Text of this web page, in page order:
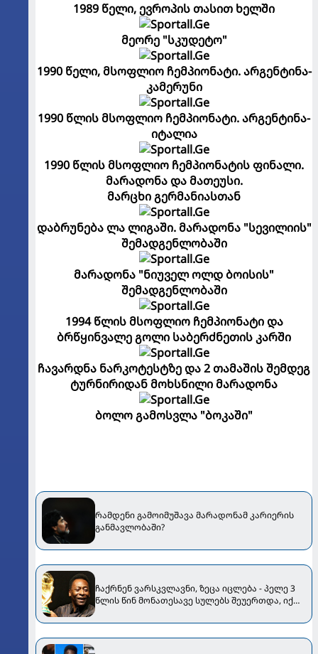
1989 წელი, ევროპის თასით ხელში
მეორე "სკუდეტო"
1990 წელი, მსოფლიო ჩემპიონატი. არგენტინა-
კამერუნი
1990 წლის მსოფლიო ჩემპიონატი. არგენტინა-
იტალია
1990 წლის მსოფლიო ჩემპიონატის ფინალი.
მარადონა და მათეუსი.
მარცხი გერმანიასთან
დაბრუნება ლა ლიგაში. მარადონა "სევილიის"
შემადგენლობაში
მარადონა "ნიუველ ოლდ ბოისის"
შემადგენლობაში
1994 წლის მსოფლიო ჩემპიონატი და
ბრწყინვალე გოლი საბერძნეთის კარში
ჩავარდნა ნარკოტესტზე და 2 თამაშის შემდეგ
ტურნირიდან მოხსნილი მარადონა
ბოლო გამოსვლა "ბოკაში"
რამდენი გამოიმუშავა მარადონამ კარიერის
განმავლობაში?
ჩაქრნენ ვარსკვლავნი, ზეცა იცლება - პელე 3
წლის წინ მონათესავე სულებს შეუერთდა, იქ